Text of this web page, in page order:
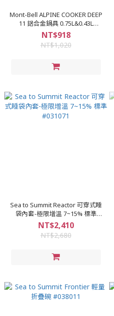
Mont-Bell ALPINE COOKER DEEP
11 鋁合金鍋具 0.75L&0.43L
#1124905
NT$918
NT$1,020
Sea to Summit Reactor 可穿式睡
袋內套-極限增溫 7~15% 標準
#031071
NT$2,410
NT$2,680